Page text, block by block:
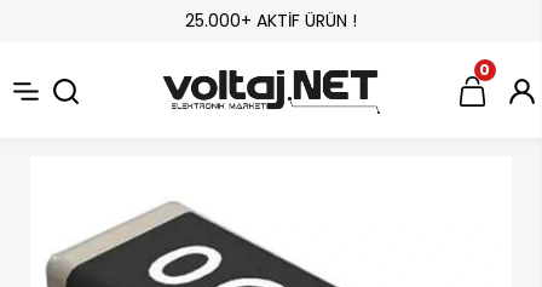
25.000+ AKTİF ÜRÜN !
0